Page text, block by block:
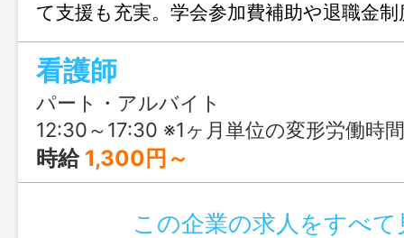
て支援も充実。学会参加費補助や退職金
職として長く安定して働ける体制が整っ
トから常勤まで柔軟な働き方が可能なの
看護師
パート・アルバイト
12:30～17:30 ※1ヶ月単位の変形労働時
時給 1,300円～
この企業の求人をすべて